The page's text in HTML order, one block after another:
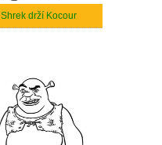
Shrek drží Kocour